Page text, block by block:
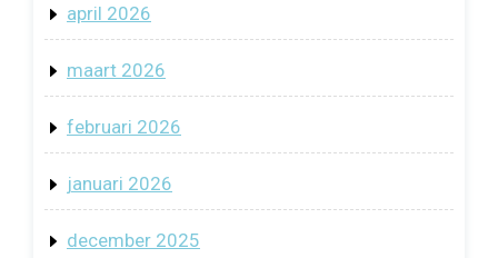
april 2026
maart 2026
februari 2026
januari 2026
december 2025